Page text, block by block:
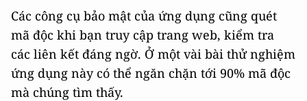
Các công cụ bảo mật của ứng dụng cũng quét
mã độc khi bạn truy cập trang web, kiểm tra
các liên kết đáng ngờ. Ở một vài bài thử nghiệm
ứng dụng này có thể ngăn chặn tới 90% mã độc
mà chúng tìm thấy.